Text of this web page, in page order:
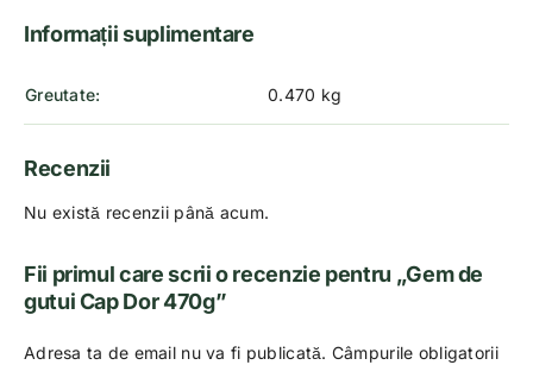
Informații suplimentare
Greutate 0.470 kg
Recenzii
Nu există recenzii până acum.
Fii primul care scrii o recenzie pentru „Gem de
gutui Cap Dor 470g”
Adresa ta de email nu va fi publicată. Câmpurile obligatorii